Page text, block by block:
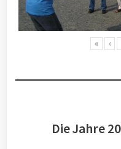
« ‹
Die Jahre